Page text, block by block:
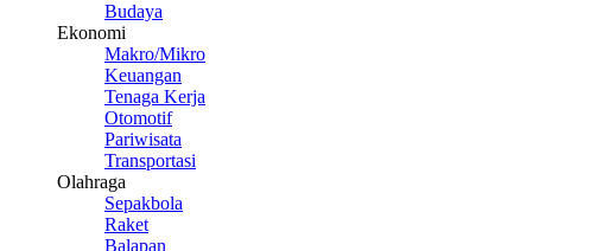
Budaya
Ekonomi
Makro/Mikro
Keuangan
Tenaga Kerja
Otomotif
Pariwisata
Transportasi
Olahraga
Sepakbola
Raket
Balapan